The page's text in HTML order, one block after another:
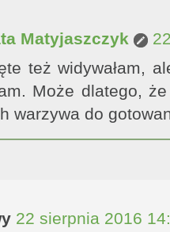
Matyjaszczyk
też widywałam,
Może dlatego,
warzywa do
22 sierpnia 2016